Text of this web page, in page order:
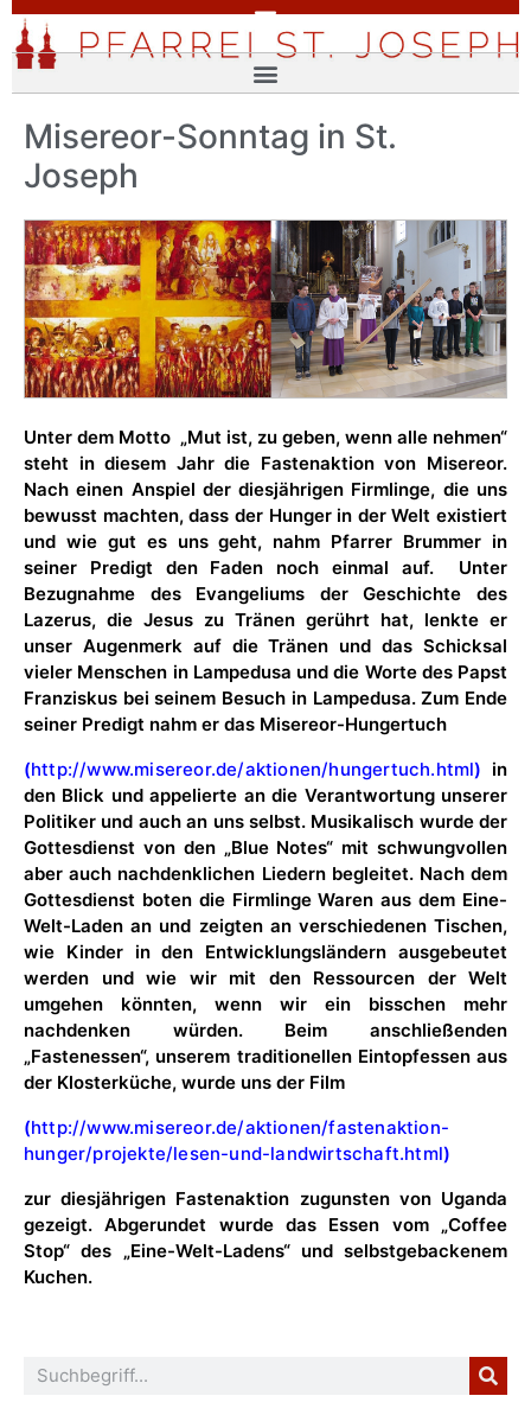
Misereor-Sonntag in St.
Joseph
Unter dem Motto „Mut ist, zu geben, wenn alle nehmen“
steht in diesem Jahr die Fastenaktion von Misereor.
Nach einen Anspiel der diesjährigen Firmlinge, die uns
bewusst machten, dass der Hunger in der Welt existiert
und wie gut es uns geht, nahm Pfarrer Brummer in
seiner Predigt den Faden noch einmal auf. Unter
Bezugnahme des Evangeliums der Geschichte des
Lazerus, die Jesus zu Tränen gerührt hat, lenkte er
unser Augenmerk auf die Tränen und das Schicksal
vieler Menschen in Lampedusa und die Worte des Papst
Franziskus bei seinem Besuch in Lampedusa. Zum Ende
seiner Predigt nahm er das Misereor-Hungertuch
(http://www.misereor.de/aktionen/hungertuch.html) in
den Blick und appelierte an die Verantwortung unserer
Politiker und auch an uns selbst. Musikalisch wurde der
Gottesdienst von den „Blue Notes“ mit schwungvollen
aber auch nachdenklichen Liedern begleitet. Nach dem
Gottesdienst boten die Firmlinge Waren aus dem Eine-
Welt-Laden an und zeigten an verschiedenen Tischen,
wie Kinder in den Entwicklungsländern ausgebeutet
werden und wie wir mit den Ressourcen der Welt
umgehen könnten, wenn wir ein bisschen mehr
nachdenken würden. Beim anschließenden
„Fastenessen“, unserem traditionellen Eintopfessen aus
der Klosterküche, wurde uns der Film
(http://www.misereor.de/aktionen/fastenaktion-
hunger/projekte/lesen-und-landwirtschaft.html)
zur diesjährigen Fastenaktion zugunsten von Uganda
gezeigt. Abgerundet wurde das Essen vom „Coffee
Stop“ des „Eine-Welt-Ladens“ und selbstgebackenem
Kuchen.